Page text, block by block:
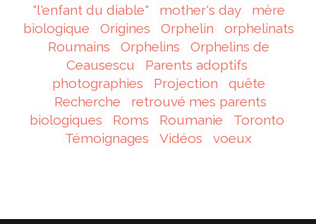
"l'enfant du diable"
mother's day
mère
biologique
Origines Orphelin
orphelinats
Roumains
Orphelins
Orphelins de
Ceausescu
Parents adoptifs
photographies
Projection
quête
Recherche
retrouvé mes parents
biologiques
Roms Roumanie
Toronto
Témoignages
Vidéos voeux